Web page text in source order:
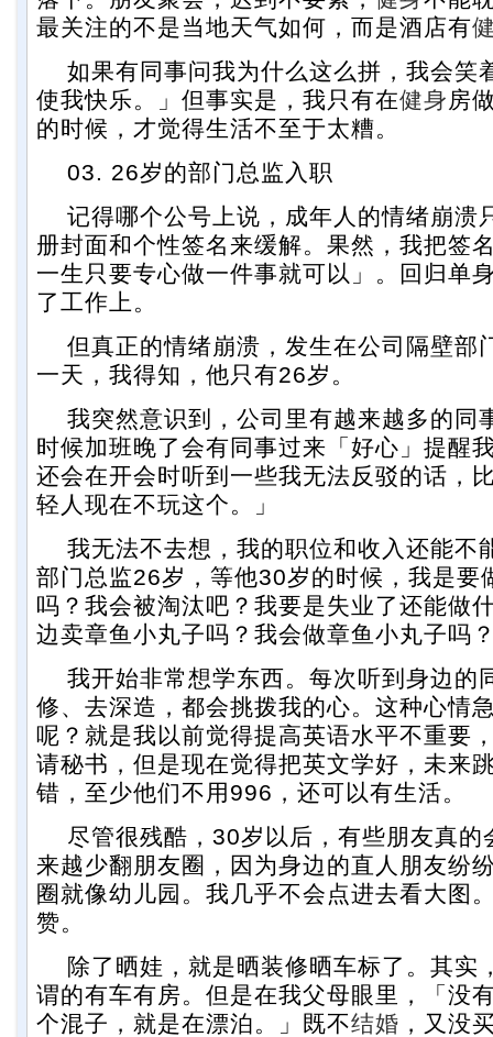
最关注的不是当地天气如何，而是酒店有
如果有同事问我为什么这么拼，我会笑
使我快乐。」但事实是，我只有在健身 房
的时候，才觉得生活不至于太糟。
03. 26岁的部门总监入职
记得哪个公号上说，成年人的情绪崩溃
册封面和个性签名来缓解。果然，我把签
一生只要专心做一件事就可以」。回归单
了工作上。
但真正的情绪崩溃，发生在公司隔壁部
一天，我得知，他只有26岁。
我突然意识到，公司里有越来越多的同
时候加班晚了会有同事过来「好心」提醒
还会在开会时听到一些我无法反驳的话，
轻人现在不玩这个。」
我无法不去想，我的职位和收入还能不
部门总监26岁，等他30岁的时候，我是要
吗？我会被淘汰吧？我要是失业了还能做
边卖章鱼小丸子吗？我会做章鱼小丸子吗
我开始非常想学东西。每次听到身边的
修、去深造，都会挑拨我的心。这种心情
呢？就是我以前觉得提高英语水平不重要
请秘书，但是现在觉得把英文学好，未来
错，至少他们不用996，还可以有生活。
尽管很残酷，30岁以后，有些朋友真的
来越少翻朋友圈，因为身边的直人朋友纷
圈就像幼儿园。我几乎不会点进去看大图
赞。
除了晒娃，就是晒装修晒车标了。其实
谓的有车有房。但是在我父母眼里，「没
个混子，就是在漂泊。」既不结婚 ，又没